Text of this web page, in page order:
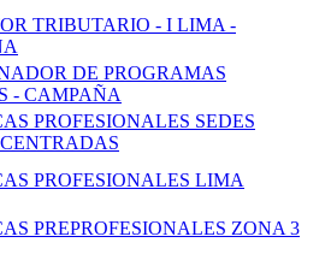
TRIBUTARIO - I LIMA -
DE PROGRAMAS
- CAMPAÑA
PROFESIONALES SEDES
PROFESIONALES LIMA
PREPROFESIONALES ZONA 3